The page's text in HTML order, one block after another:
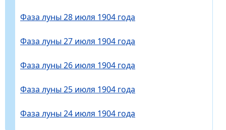
Фаза луны 28 июля 1904 года
Фаза луны 27 июля 1904 года
Фаза луны 26 июля 1904 года
Фаза луны 25 июля 1904 года
Фаза луны 24 июля 1904 года